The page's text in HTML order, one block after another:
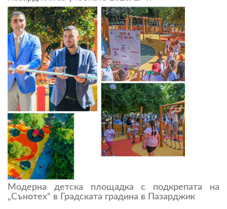
Модерна детска площадка с подкрепата на
„Сънотех“ в Градската градина в Пазарджик